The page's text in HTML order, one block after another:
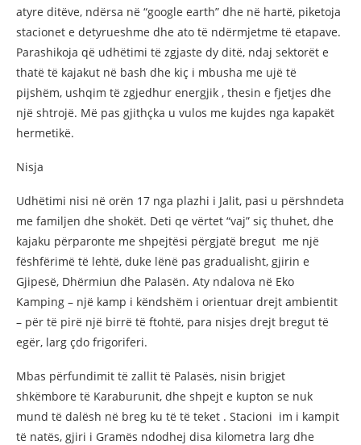
atyre ditëve, ndërsa në “google earth” dhe në hartë, piketoja
stacionet e detyrueshme dhe ato të ndërmjetme të etapave.
Parashikoja që udhëtimi të zgjaste dy ditë, ndaj sektorët e
thatë të kajakut në bash dhe kiç i mbusha me ujë të
pijshëm, ushqim të zgjedhur energjik , thesin e fjetjes dhe
një shtrojë. Më pas gjithçka u vulos me kujdes nga kapakët
hermetikë.
Nisja
Udhëtimi nisi në orën 17 nga plazhi i Jalit, pasi u përshndeta
me familjen dhe shokët. Deti qe vërtet “vaj” siç thuhet, dhe
kajaku përparonte me shpejtësi përgjatë bregut me një
fëshfërimë të lehtë, duke lënë pas gradualisht, gjirin e
Gjipesë, Dhërmiun dhe Palasën. Aty ndalova në Eko
Kamping – një kamp i këndshëm i orientuar drejt ambientit
– për të pirë një birrë të ftohtë, para nisjes drejt bregut të
egër, larg çdo frigoriferi.
Mbas përfundimit të zallit të Palasës, nisin brigjet
shkëmbore të Karaburunit, dhe shpejt e kupton se nuk
mund të dalësh në breg ku të të teket . Stacioni im i kampit
të natës, gjiri i Gramës ndodhej disa kilometra larg dhe